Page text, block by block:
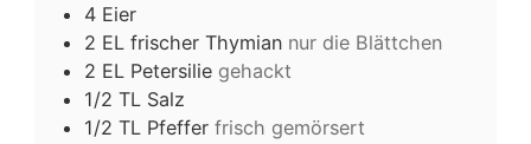
4 Eier
2 EL frischer Thymian nur die Blättchen
2 EL Petersilie gehackt
1/2 TL Salz
1/2 TL Pfeffer frisch gemörsert